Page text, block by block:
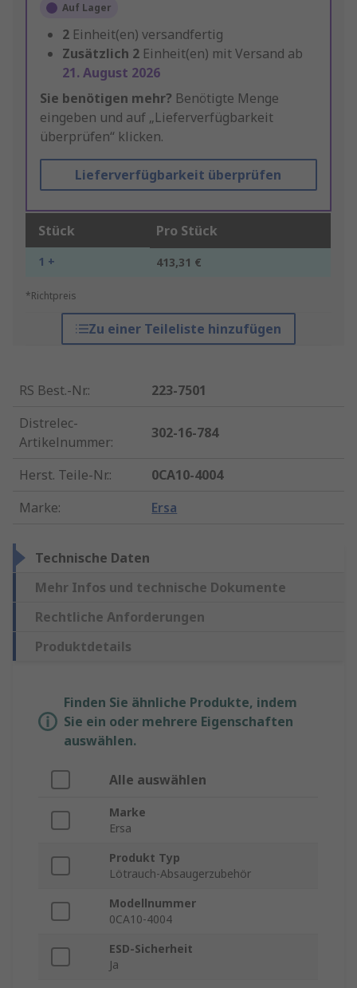
Auf Lager
2 Einheit(en) versandfertig
Zusätzlich 2 Einheit(en) mit Versand ab
21. August 2026
Sie benötigen mehr? Benötigte Menge
eingeben und auf „Lieferverfügbarkeit
überprüfen“ klicken.
Lieferverfügbarkeit überprüfen
Stück Pro Stück
1 + 413,31 €
*Richtpreis
Zu einer Teileliste hinzufügen
RS Best.-Nr.:
223-7501
Distrelec-
Artikelnummer:
302-16-784
Herst. Teile-Nr.:
0CA10-4004
Marke: Ersa
Technische Daten
Mehr Infos und technische Dokumente
Rechtliche Anforderungen
Produktdetails
Finden Sie ähnliche Produkte, indem
Sie ein oder mehrere Eigenschaften
auswählen.
Alle auswählen
Marke
Ersa
Produkt Typ
Lötrauch-Absaugerzubehör
Modellnummer
0CA10-4004
ESD-Sicherheit
Ja